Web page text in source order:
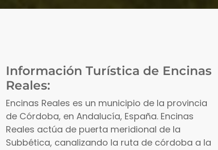
Información Turística de Encinas
Reales:
Encinas Reales es un municipio de la provincia
de Córdoba, en Andalucía, España. Encinas
Reales actúa de puerta meridional de la
Subbética, canalizando la ruta de córdoba a la